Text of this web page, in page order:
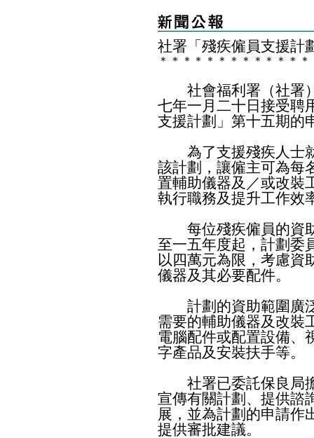
社署 「殘疾僱員支援
＊ ＊ ＊ ＊ ＊ ＊ ＊ ＊ ＊ ＊ ＊ ＊ ＊
社會福利署（社署）
七年一月二十日接受聘
支援計劃」第十五期的
為了支援殘疾人士就
該計劃，讓僱主可為每
置輔助儀器及／或改裝
執行職務及提升工作效
每位殘疾僱員的資助
至一五年度起，計劃委
以四萬元為限，考慮資
儀器及其必要配件。
計劃的資助範圍廣泛
需要的輔助儀器及改裝
電腦配件或配置設備、
字產品及安裝扶手等。
社署已委託保良局擔
宣傳有關計劃、提供諮
展，並為計劃的申請作
提供審批建議。